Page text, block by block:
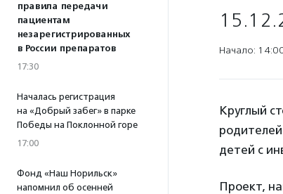
правила передачи
пациентам
незарегистрированных
в России препаратов
17:30
Началась регистрация
на «Добрый забег» в парке
Победы на Поклонной горе
17:00
Фонд «Наш Норильск»
напомнил об осенней
Начало:
Круглый
родителей
детей с
Проект,